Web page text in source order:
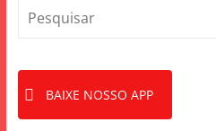
BAIXE NOSSO APP